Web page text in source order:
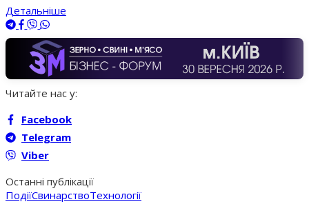
Детальніше
Читайте нас у:
Facebook
Telegram
Viber
Останні публікації
ПодіїСвинарствоТехнології